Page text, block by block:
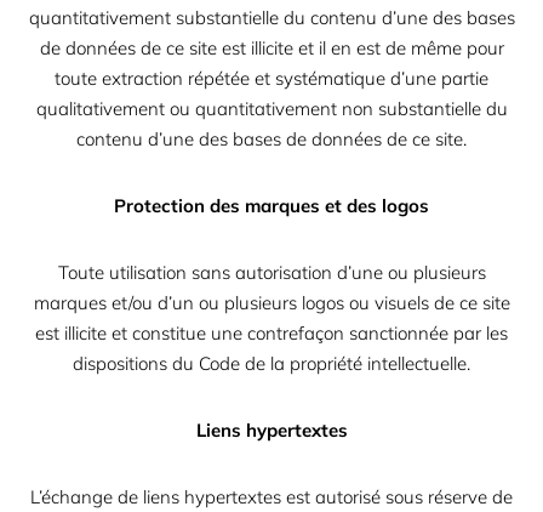
quantitativement substantielle du contenu d’une des bases
de données de ce site est illicite et il en est de même pour
toute extraction répétée et systématique d’une partie
qualitativement ou quantitativement non substantielle du
contenu d’une des bases de données de ce site.
Protection des marques et des logos
Toute utilisation sans autorisation d’une ou plusieurs
marques et/ou d’un ou plusieurs logos ou visuels de ce site
est illicite et constitue une contrefaçon sanctionnée par les
dispositions du Code de la propriété intellectuelle.
Liens hypertextes
L’échange de liens hypertextes est autorisé sous réserve de